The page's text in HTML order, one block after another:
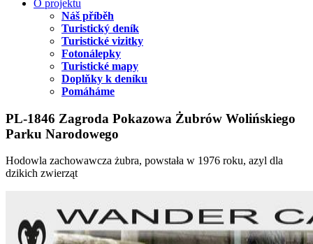
O projektu
Náš příběh
Turistický deník
Turistické vizitky
Fotonálepky
Turistické mapy
Doplňky k deníku
Pomáháme
PL-1846 Zagroda Pokazowa Żubrów Wolińskiego
Parku Narodowego
Hodowla zachowawcza żubra, powstała w 1976 roku, azyl dla
dzikich zwierząt